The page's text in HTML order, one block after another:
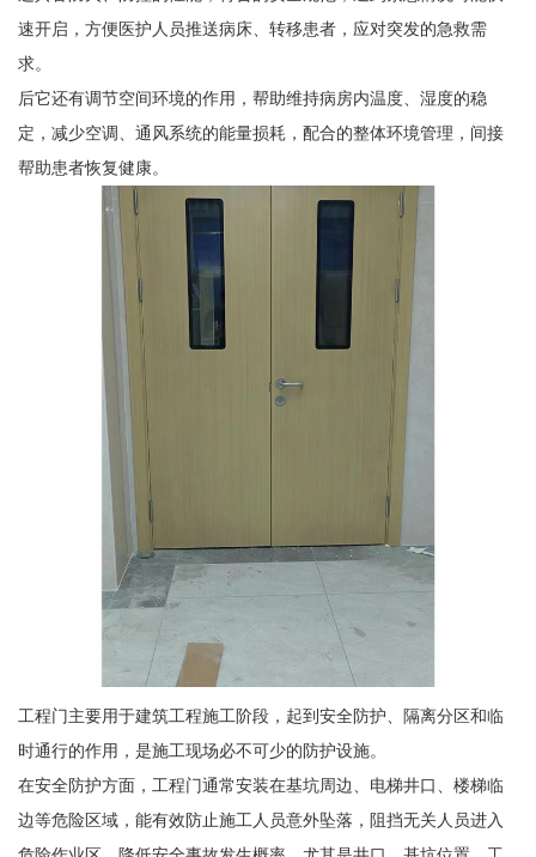
速开启，方便医护人员推送病床、转移患者，应对突发的急救需
求。
后它还有调节空间环境的作用，帮助维持病房内温度、湿度的稳
定，减少空调、通风系统的能量损耗，配合的整体环境管理，间接
帮助患者恢复健康。
工程门主要用于建筑工程施工阶段，起到安全防护、隔离分区和临
时通行的作用，是施工现场必不可少的防护设施。
在安全防护方面，工程门通常安装在基坑周边、电梯井口、楼梯临
边等危险区域，能有效防止施工人员意外坠落，阻挡无关人员进入